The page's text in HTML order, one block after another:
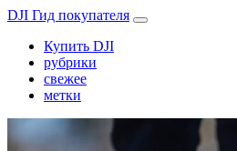
DJI Гид покупателя
Купить DJI
рубрики
свежее
метки